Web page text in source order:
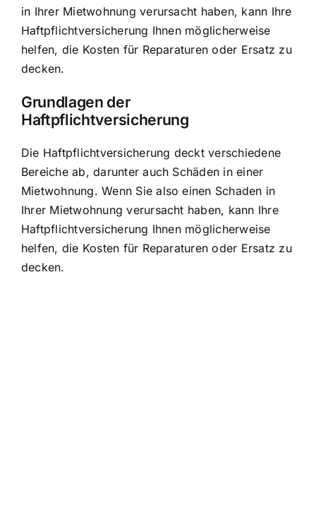
in Ihrer Mietwohnung verursacht haben, kann Ihre
Haftpflichtversicherung Ihnen möglicherweise
helfen, die Kosten für Reparaturen oder Ersatz zu
decken.
Grundlagen der
Haftpflichtversicherung
Die Haftpflichtversicherung deckt verschiedene
Bereiche ab, darunter auch Schäden in einer
Mietwohnung. Wenn Sie also einen Schaden in
Ihrer Mietwohnung verursacht haben, kann Ihre
Haftpflichtversicherung Ihnen möglicherweise
helfen, die Kosten für Reparaturen oder Ersatz zu
decken.